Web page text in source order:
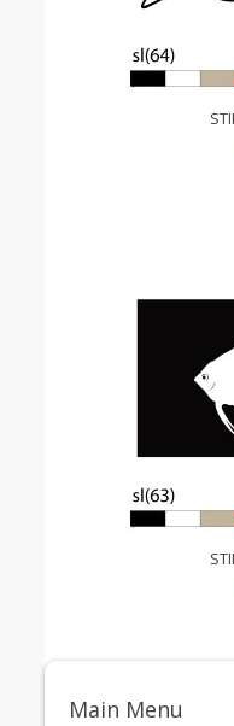
Main Menu